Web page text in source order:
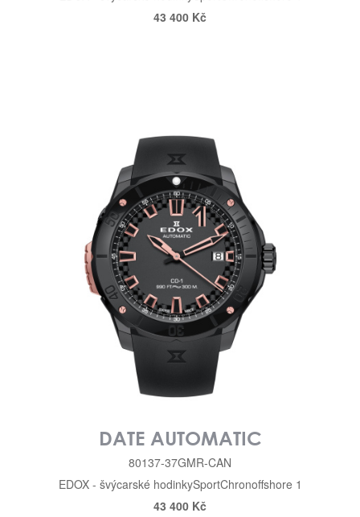
43 400 Kč
DATE AUTOMATIC
80137-37GMR-CAN
EDOX - švýcarské hodinkySportChronoffshore 1
43 400 Kč